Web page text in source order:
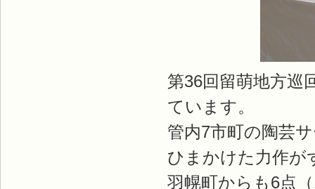
第36回留萌地方巡
ています。
管内7市町の陶芸
ひまかけた力作が
羽幌町からも6点